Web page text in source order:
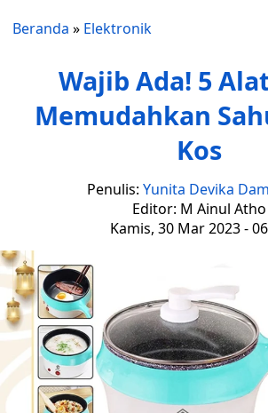
Beranda » Elektronik
Wajib Ada! 5
Memudahkan
Kos
Penulis: Yunita Devika
Editor: M Ainul Atho
Kamis, 30 Mar 2023 -